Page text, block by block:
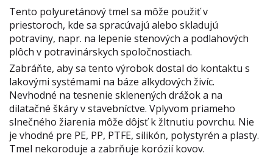
Tento polyuretánový tmel sa môže použiť v
priestoroch, kde sa spracúvajú alebo skladujú
potraviny, napr. na lepenie stenových a podlahových
plôch v potravinárskych spoločnostiach.
Zabráňte, aby sa tento výrobok dostal do kontaktu s
lakovými systémami na báze alkydových živíc.
Nevhodné na tesnenie sklenených drážok a na
dilatačné škáry v stavebníctve. Vplyvom priameho
slnečného žiarenia môže dôjsť k žltnutiu povrchu. Nie
je vhodné pre PE, PP, PTFE, silikón, polystyrén a plasty.
Tmel nekoroduje a zabrňuje korózií kovov.